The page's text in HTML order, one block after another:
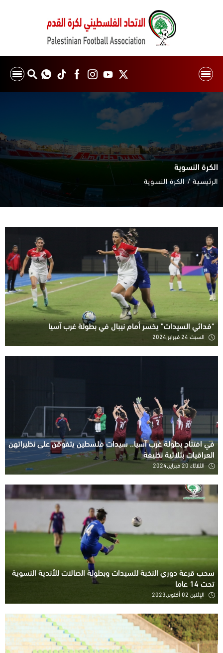
الكرة النسوية
الرئيسية الكرة النسوية
"فدائي السيدات" يخسر أمام نيبال في بطولة غرب آسيا
السبت 24 فبراير,2024
في افتتاح بطولة غرب آسيا.. سيدات فلسطين يتفوقن على نظيراتهن
العراقيات بثلاثية نظيفة
الثلاثاء 20 فبراير,2024
سحب قرعة دوري النخبة للسيدات وبطولة الصالات للأندية النسوية
تحت 14 عاما
الإثنين 02 أكتوبر,2023